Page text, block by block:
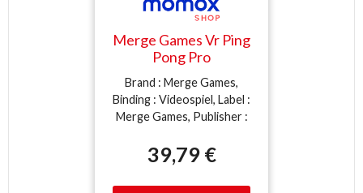
Merge Games Vr Ping
Pong Pro
Brand : Merge Games,
Binding : Videospiel, Label :
Merge Games, Publisher :
Videospiel, 0 : Playstation 4
39,79 €